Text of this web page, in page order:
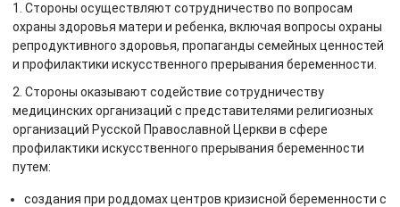
1. Стороны осуществляют сотрудничество по вопросам
охраны здоровья матери и ребенка, включая вопросы охраны
репродуктивного здоровья, пропаганды семейных ценностей
и профилактики искусственного прерывания беременности.
2. Стороны оказывают содействие сотрудничеству
медицинских организаций с представителями религиозных
организаций Русской Православной Церкви в сфере
профилактики искусственного прерывания беременности
путем:
создания при роддомах центров кризисной беременности с